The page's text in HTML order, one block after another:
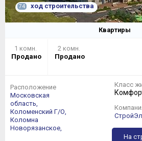
так же как и на корпус №16,
74 ход строительства
Квартиры
1 комн.
Продано
2 комн.
Продано
Расположение
Московская
область,
Коломенский Г/О,
Коломна
Новорязанское,
Класс
На